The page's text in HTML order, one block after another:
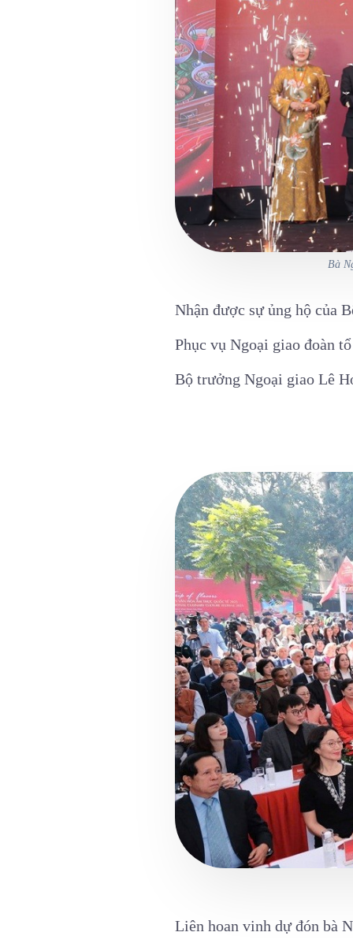
Bà
Nhận được sự ủng hộ của
Phục vụ Ngoại giao đoàn
Bộ trưởng Ngoại giao Lê
Liên hoan vinh dự đón bà